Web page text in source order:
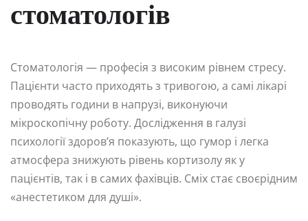
стоматологів
Стоматологія — професія з високим рівнем стресу.
Пацієнти часто приходять з тривогою, а самі лікарі
проводять години в напрузі, виконуючи
мікроскопічну роботу. Дослідження в галузі
психології здоров’я показують, що гумор і легка
атмосфера знижують рівень кортизолу як у
пацієнтів, так і в самих фахівців. Сміх стає своєрідним
«анестетиком для душі».